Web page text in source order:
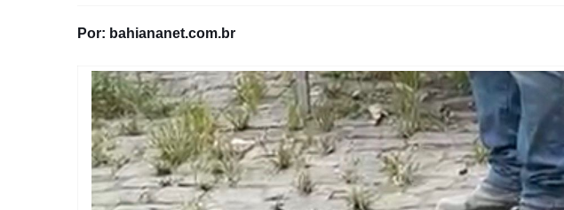
Por: bahiananet.com.br